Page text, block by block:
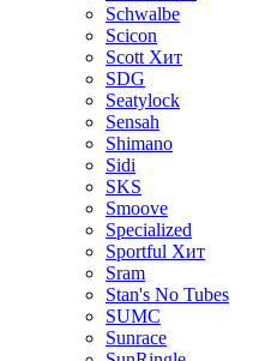
Schwalbe
Scicon
Scott Хит
SDG
Seatylock
Sensah
Shimano
Sidi
SKS
Smoove
Specialized
Sportful Хит
Sram
Stan's No Tubes
SUMC
Sunrace